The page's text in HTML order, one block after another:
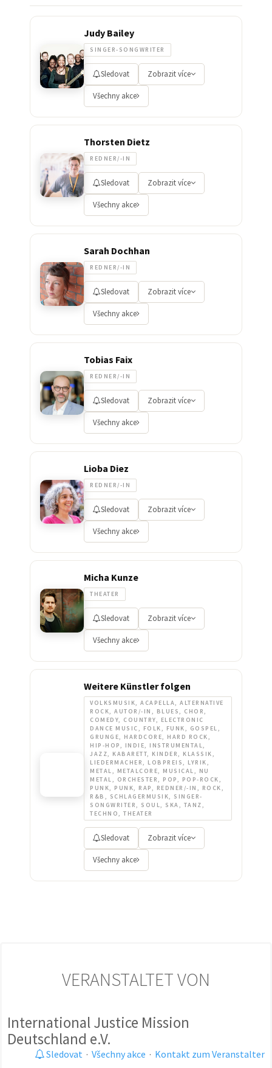
Judy Bailey
SINGER-SONGWRITER
Sledovat Zobrazit více
Všechny akce
Thorsten Dietz
REDNER/-IN
Sledovat Zobrazit více
Všechny akce
Sarah Dochhan
REDNER/-IN
Sledovat Zobrazit více
Všechny akce
Tobias Faix
REDNER/-IN
Sledovat Zobrazit více
Všechny akce
Lioba Diez
REDNER/-IN
Sledovat Zobrazit více
Všechny akce
Micha Kunze
THEATER
Sledovat Zobrazit více
Všechny akce
Weitere Künstler folgen
VOLKSMUSIK, ACAPELLA, ALTERNATIVE
ROCK, AUTOR/-IN, BLUES, CHOR,
COMEDY, COUNTRY, ELECTRONIC
DANCE MUSIC, FOLK, FUNK, GOSPEL,
GRUNGE, HARDCORE, HARD ROCK,
HIP-HOP, INDIE, INSTRUMENTAL,
JAZZ, KABARETT, KINDER, KLASSIK,
LIEDERMACHER, LOBPREIS, LYRIK,
METAL, METALCORE, MUSICAL, NU
METAL, ORCHESTER, POP, POP-ROCK,
PUNK, PUNK, RAP, REDNER/-IN, ROCK,
R&B, SCHLAGERMUSIK, SINGER-
SONGWRITER, SOUL, SKA, TANZ,
TECHNO, THEATER
Sledovat Zobrazit více
Všechny akce
VERANSTALTET VON
International Justice Mission
Deutschland e.V.
Sledovat · Všechny akce · Kontakt zum Veranstalter